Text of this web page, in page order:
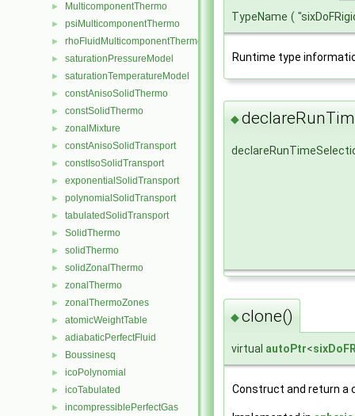
► MulticomponentThermo
► psiMulticomponentThermo
► rhoFluidMulticomponentThermo
► saturationPressureModel
► saturationTemperatureModel
► constAnisoSolidThermo
► constSolidThermo
► zonalMixture
► constAnisoSolidTransport
► constIsoSolidTransport
► exponentialSolidTransport
► polynomialSolidTransport
► tabulatedSolidTransport
► SolidThermo
► solidThermo
► solidZonalThermo
► zonalThermo
► zonalThermoZones
► atomicWeightTable
► adiabaticPerfectFluid
► Boussinesq
► icoPolynomial
► icoTabulated
► incompressiblePerfectGas
TypeName (
Runtime type
◆
◆clone()
virtual autoPtr<
Construct and return a